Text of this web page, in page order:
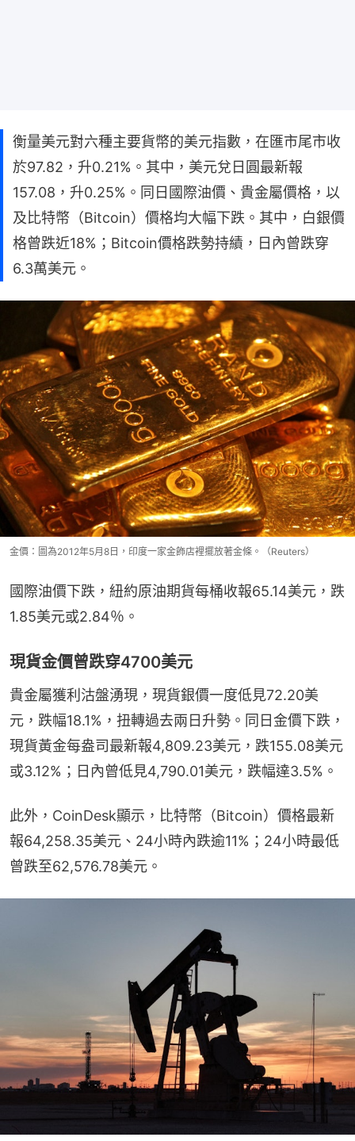
衡量美元對六種主要貨幣的美元指數，在匯市尾市收
於97.82，升0.21%。其中，美元兌日圓最新報
157.08，升0.25%。同日國際油價、貴金屬價格，以
及比特幣（Bitcoin）價格均大幅下跌。其中，白銀價
格曾跌近18%；Bitcoin價格跌勢持績，日內曾跌穿
6.3萬美元。
金價：圖為2012年5月8日，印度一家金飾店裡擺放著金條。（Reuters）
國際油價下跌，紐約原油期貨每桶收報65.14美元，跌
1.85美元或2.84％。
現貨金價曾跌穿4700美元
貴金屬獲利沽盤湧現，現貨銀價一度低見72.20美
元，跌幅18.1%，扭轉過去兩日升勢。同日金價下跌，
現貨黃金每盎司最新報4,809.23美元，跌155.08美元
或3.12%；日內曾低見4,790.01美元，跌幅達3.5%。
此外，CoinDesk顯示，比特幣（Bitcoin）價格最新
報64,258.35美元、24小時內跌逾11%；24小時最低
曾跌至62,576.78美元。